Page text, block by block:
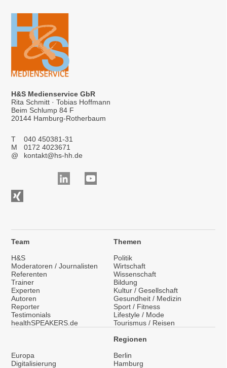
H&S Medienservice GbR
Rita Schmitt · Tobias Hoffmann
Beim Schlump 84 F
20144 Hamburg-Rotherbaum
T
040 450381-31
M
0172 4023671
@
kontakt@hs-hh.de
Team
H&S
Moderatoren / Journalisten
Referenten
Trainer
Experten
Autoren
Reporter
Testimonials
healthSPEAKERS.de
Themen
Politik
Wirtschaft
Wissenschaft
Bildung
Kultur / Gesellschaft
Gesundheit / Medizin
Sport / Fitness
Lifestyle / Mode
Tourismus / Reisen
Europa
Digitalisierung
Regionen
Berlin
Hamburg